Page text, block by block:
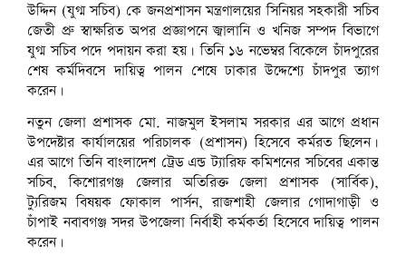
উদ্দিন (যুগ্ম সচিব) কে জনপ্রশাসন মন্ত্রণালয়ের সিনিয়র সহকারী সচিব
জেতী প্রু স্বাক্ষরিত অপর প্রজ্ঞাপনে জ্বালানি ও খনিজ সম্পদ বিভাগে
যুগ্ম সচিব পদে পদায়ন করা হয়। তিনি ১৬ নভেম্বর বিকেলে চাঁদপুরের
শেষ কর্মদিবসে দায়িত্ব পালন শেষে ঢাকার উদ্দেশ্যে চাঁদপুর ত্যাগ
করেন।
নতুন জেলা প্রশাসক মো. নাজমুল ইসলাম সরকার এর আগে প্রধান
উপদেষ্টার কার্যালয়ের পরিচালক (প্রশাসন) হিসেবে কর্মরত ছিলেন।
এর আগে তিনি বাংলাদেশ ট্রেড এন্ড ট্যারিফ কমিশনের সচিবের একান্ত
সচিব, কিশোরগঞ্জ জেলার অতিরিক্ত জেলা প্রশাসক (সার্বিক),
ট্যুরিজম বিষয়ক ফোকাল পার্সন, রাজশাহী জেলার গোদাগাড়ী ও
চাঁপাই নবাবগঞ্জ সদর উপজেলা নির্বাহী কর্মকর্তা হিসেবে দায়িত্ব পালন
করেন।